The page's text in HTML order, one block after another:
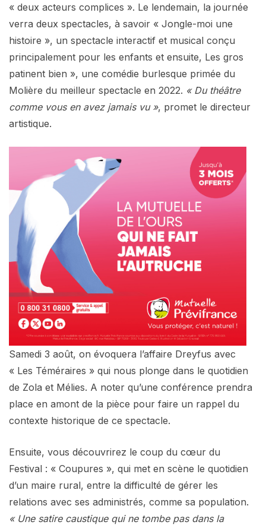
« deux acteurs complices ». Le lendemain, la journée
verra deux spectacles, à savoir « Jongle-moi une
histoire », un spectacle interactif et musical conçu
principalement pour les enfants et ensuite, Les gros
patinent bien », une comédie burlesque primée du
Molière du meilleur spectacle en 2022. « Du théâtre
comme vous en avez jamais vu », promet le directeur
artistique.
Samedi 3 août, on évoquera l’affaire Dreyfus avec
« Les Téméraires » qui nous plonge dans le quotidien
de Zola et Mélies. A noter qu’une conférence prendra
place en amont de la pièce pour faire un rappel du
contexte historique de ce spectacle.
Ensuite, vous découvrirez le coup du cœur du
Festival : « Coupures », qui met en scène le quotidien
d’un maire rural, entre la difficulté de gérer les
relations avec ses administrés, comme sa population.
« Une satire caustique qui ne tombe pas dans la